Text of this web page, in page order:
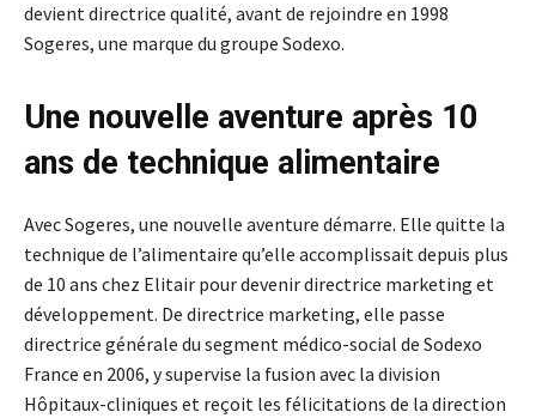
devient directrice qualité, avant de rejoindre en 1998
Sogeres, une marque du groupe Sodexo.
Une nouvelle aventure après 10
ans de technique alimentaire
Avec Sogeres, une nouvelle aventure démarre. Elle quitte la
technique de l’alimentaire qu’elle accomplissait depuis plus
de 10 ans chez Elitair pour devenir directrice marketing et
développement. De directrice marketing, elle passe
directrice générale du segment médico-social de Sodexo
France en 2006, y supervise la fusion avec la division
Hôpitaux-cliniques et reçoit les félicitations de la direction